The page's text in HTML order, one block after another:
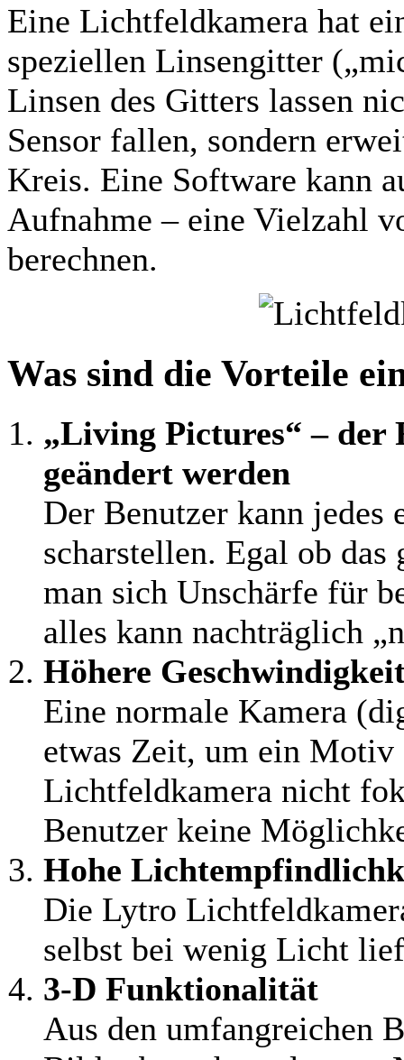
Eine Lichtfeldkamera hat
speziellen Linsengitter
Linsen des Gitters lassen
Sensor fallen, sondern
Kreis. Eine Software kann
Aufnahme – eine Vielzahl
berechnen.
Was sind die Vorteile
„Living Pictures“ –
geändert werden
Der Benutzer kann jedes
scharstellen. Egal ob
man sich Unschärfe für
alles kann nachträglich
Höhere
Eine normale Kamera
etwas Zeit, um ein Motiv
Lichtfeldkamera nicht
Benutzer keine
Hohe
Die Lytro
selbst bei wenig Licht
3-D Funktionalität
Aus den umfangreichen